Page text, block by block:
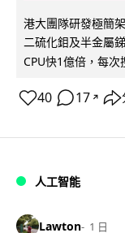
港大團隊研發極簡
二硫化鉬及半金屬
CPU快1億倍，每次
40 17 ↗
人工智能
Lawton 1 日